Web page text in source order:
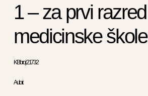
1 – za prvi razred
medicinske škole
KB broj: 21732
Autori: